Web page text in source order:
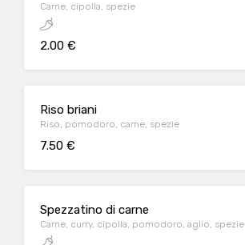
Carne, cipolla, spezie
2.00 €
Riso briani
Riso, pomodoro, carne, spezie
7.50 €
Spezzatino di carne
Carne, curry, cipolla, pomodoro, aglio, spezie